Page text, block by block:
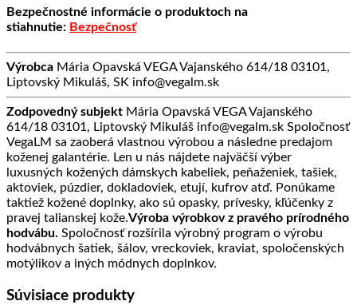
Bezpečnostné informácie o produktoch na
stiahnutie: Bezpečnosť
Výrobca Mária Opavská VEGA Vajanského 614/18 03101,
Liptovský Mikuláš, SK info@vegalm.sk
Zodpovedný subjekt Mária Opavská VEGA Vajanského
614/18 03101, Liptovský Mikuláš info@vegalm.sk Spoločnosť
VegaLM sa zaoberá vlastnou výrobou a následne predajom
koženej galantérie. Len u nás nájdete najväčší výber
luxusných kožených dámskych kabeliek, peňaženiek, tašiek,
aktoviek, púzdier, dokladoviek, etují, kufrov atď. Ponúkame
taktiež kožené doplnky, ako sú opasky, prívesky, kľúčenky z
pravej talianskej kože.Výroba výrobkov z pravého prírodného
hodvábu. Spoločnosť rozšírila výrobný program o výrobu
hodvábnych šatiek, šálov, vreckoviek, kraviat, spoločenských
motýlikov a iných módnych doplnkov.
Súvisiace produkty